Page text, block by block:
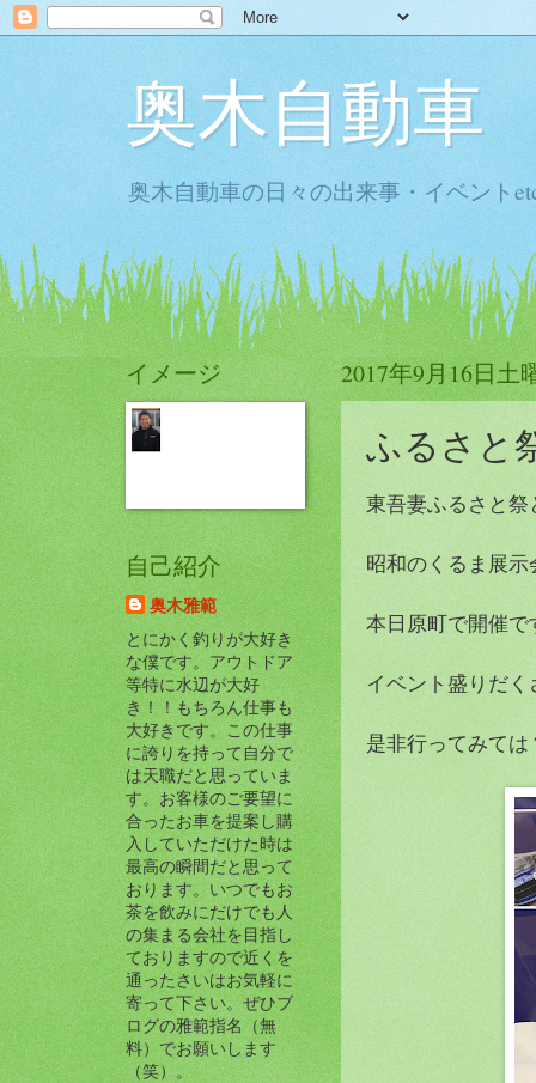
奥木自動車
奥木自動車の日々の出来事・イベント
2017年9月16日土
ふるさと
東吾妻ふるさと祭
昭和のくるま展示
本日原町で開催
イベント盛りだ
是非行ってみては
イメージ
自己紹介
奥木雅範
とにかく釣りが大好き
な僕です。アウトドア
等特に水辺が大好
き！！もちろん仕事も
大好きです。この仕事
に誇りを持って自分で
は天職だと思っていま
す。お客様のご要望に
合ったお車を提案し購
入していただけた時は
最高の瞬間だと思って
おります。いつでもお
茶を飲みにだけでも人
の集まる会社を目指し
ておりますので近くを
通ったさいはお気軽に
寄って下さい。ぜひブ
ログの雅範指名（無
料）でお願いします
（笑）。